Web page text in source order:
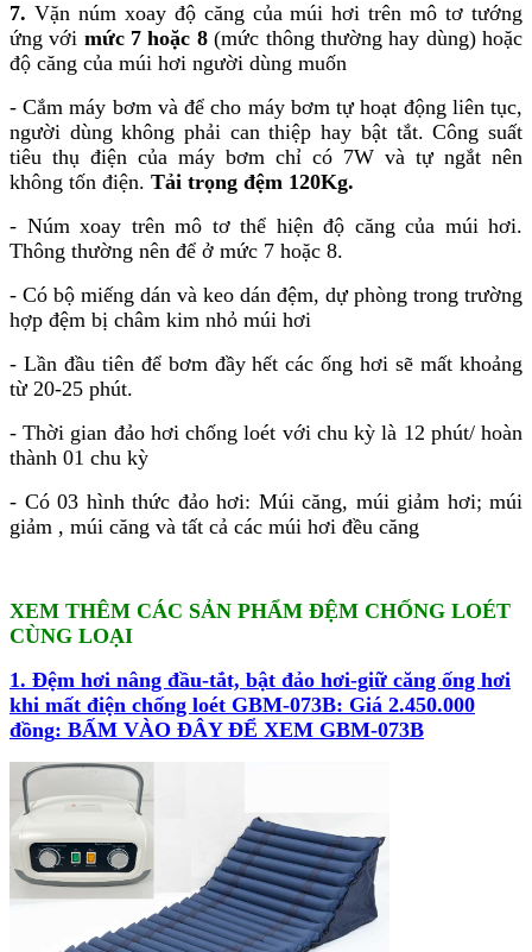
7. Vặn núm xoay độ căng của múi hơi trên mô tơ tướng
ứng với mức 7 hoặc 8(mức thông thường hay dùng) hoặc
độ căng của múi hơi người dùng muốn
- Cắm máy bơm và để cho máy bơm tự hoạt động liên tục,
người dùng không phải can thiệp hay bật tắt. Công suất
tiêu thụ điện của máy bơm chỉ có 7W và tự ngắt nên
không tốn điện. Tải trọng đệm 120Kg.
- Núm xoay trên mô tơ thể hiện độ căng của múi hơi.
Thông thường nên để ở mức 7 hoặc 8.
- Có bộ miếng dán và keo dán đệm, dự phòng trong trường
hợp đệm bị châm kim nhỏ múi hơi
- Lần đầu tiên để bơm đầy hết các ống hơi sẽ mất khoảng
từ 20-25 phút.
- Thời gian đảo hơi chống loét với chu kỳ là 12 phút/ hoàn
thành 01 chu kỳ
- Có 03 hình thức đảo hơi: Múi căng, múi giảm hơi; múi
giảm , múi căng và tất cả các múi hơi đều căng
XEM THÊM CÁC SẢN PHẨM ĐỆM CHỐNG LOÉT
CÙNG LOẠI
1. Đệm hơi nâng đầu-tắt, bật đảo hơi-giữ căng ống hơi
khi mất điện chống loét GBM-073B: Giá 2.450.000
đồng: BẤM VÀO ĐÂY ĐỂ XEM GBM-073B